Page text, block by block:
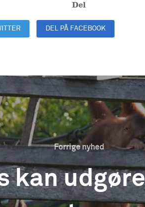
Del
DEL PÅ FACEBOOK
Forrige nyhed
kan